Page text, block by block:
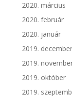
2020. március
2020. február
2020. január
2019. december
2019.
2019. október
2019.